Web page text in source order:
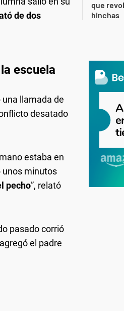
de dos
escuela
una llamada de
desatado
estaba en
unos minutos
pecho”, relató
pasado corrió
el padre
que
hinchas